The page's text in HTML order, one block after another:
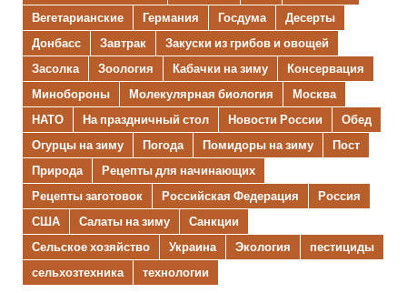
Вегетарианские
Германия Госдума
Десерты
Донбасс
Завтрак
Закуски из грибов и овощей
Засолка
Зоология Кабачки на зиму
Консервация
Минобороны
Молекулярная биология
Москва
НАТО
На праздничный стол Новости России
Обед
Огурцы на зиму
Погода Помидоры на зиму
Пост
Природа
Рецепты для начинающих
Рецепты заготовок
Российская Федерация
Россия
США
Салаты на зиму
Санкции
Сельское хозяйство
Украина Экология
пестициды
сельхозтехника
технологии